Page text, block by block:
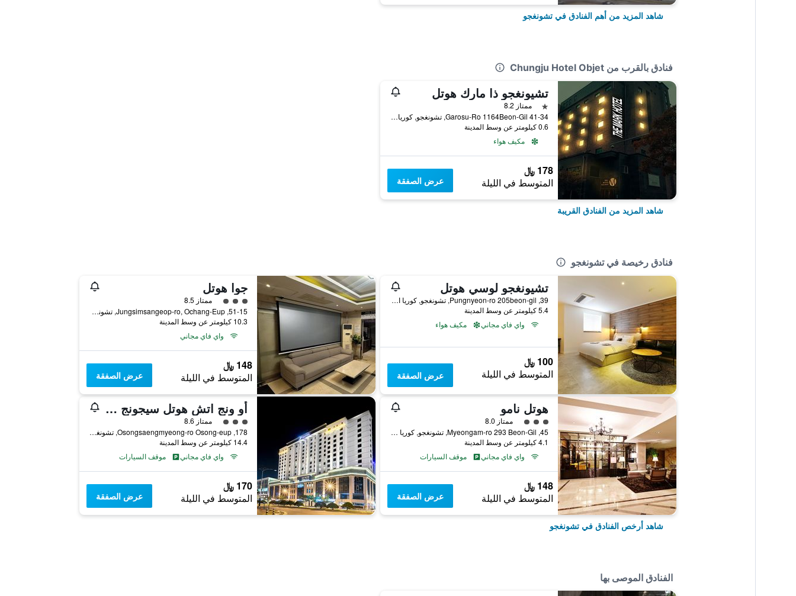
شاهد المزيد من أهم الفنادق في تشونغجو
فنادق بالقرب من Chungju Hotel Objet
تشيونغجو ذا مارك هوتل
نجمة واحدة
ممتاز 8.2
41-34 Garosu-Ro 1164Beon-Gil, تشونغجو, كوريا الجنوبية
0.6 كيلومتر عن وسط المدينة
مكيف هواء
178 ﷼
المتوسط في الليلة عرض الصفقة
شاهد المزيد من الفنادق القريبة
فنادق رخيصة في تشونغجو
تشيونغجو لوسي هوتل
39, Pungnyeon-ro 205beon-gil, تشونغجو, كوريا الجنوبية
5.4 كيلومتر عن وسط المدينة
واي فاي مجاني
مكيف هواء
100 ﷼
المتوسط في الليلة عرض الصفقة
جوا هوتل
تقييم فئة 3ممتاز 8.5
51-15, Jungsimsangeop-ro, Ochang-Eup, تشونغجو, كوريا الجنوبية
10.3 كيلومتر عن وسط المدينة
واي فاي مجاني
148 ﷼
المتوسط في الليلة عرض الصفقة
هوتل نامو
تقييم فئة 3ممتاز 8.0
45, Myeongam-ro 293 Beon-Gil, تشونغجو, كوريا الجنوبية
4.1 كيلومتر عن وسط المدينة
واي فاي مجاني
موقف السيارات
148 ﷼
المتوسط في الليلة عرض الصفقة
أو ونج اتش هوتل سيجونج سيتي
تقييم فئة 3ممتاز 8.6
178, Osongsaengmyeong-ro Osong-eup, تشونغجو, كوريا الجنوبية
14.4 كيلومتر عن وسط المدينة
واي فاي مجاني
موقف السيارات
170 ﷼
المتوسط في الليلة عرض الصفقة
شاهد أرخص الفنادق في تشونغجو
الفنادق الموصى بها